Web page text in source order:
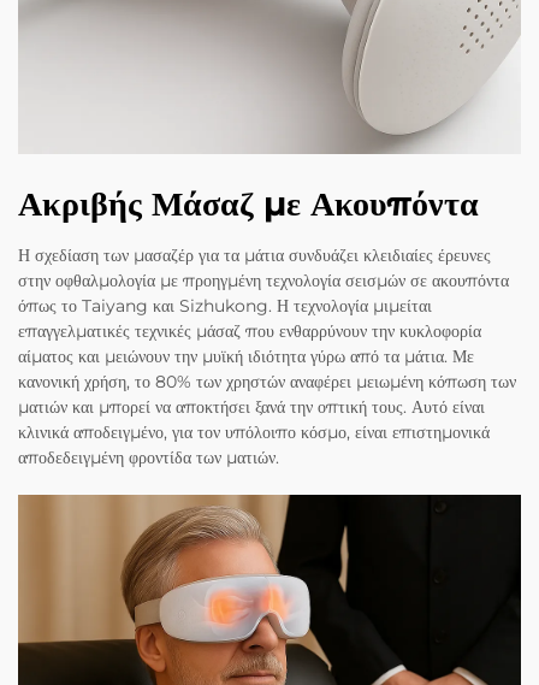
Ακριβής Μάσαζ με Ακουπόντα
Η σχεδίαση των μασαζέρ για τα μάτια συνδυάζει κλειδιαίες έρευνες
στην οφθαλμολογία με προηγμένη τεχνολογία σεισμών σε ακουπόντα
όπως το Taiyang και Sizhukong. Η τεχνολογία μιμείται
επαγγελματικές τεχνικές μάσαζ που ενθαρρύνουν την κυκλοφορία
αίματος και μειώνουν την μυϊκή ιδιότητα γύρω από τα μάτια. Με
κανονική χρήση, το 80% των χρηστών αναφέρει μειωμένη κόπωση των
ματιών και μπορεί να αποκτήσει ξανά την οπτική τους. Αυτό είναι
κλινικά αποδειγμένο, για τον υπόλοιπο κόσμο, είναι επιστημονικά
αποδεδειγμένη φροντίδα των ματιών.